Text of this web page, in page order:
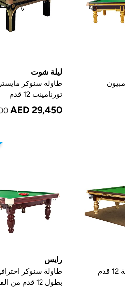
ليلة شوت
طاولة سنوكر
تورنامينت 12 قدم
AED 29,450
طاولة سنوكر احترافية 12 قدم
رايس
طاولة سنوكر
بطول 12 قدم من